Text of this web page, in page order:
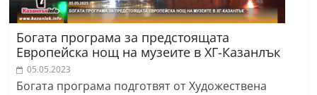
Богата програма за предстоящата
Европейска нощ на музеите в ХГ-Казанлък
05.05.2023
Богата програма подготвят от Художествена